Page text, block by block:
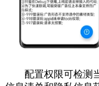
配置权限可检测